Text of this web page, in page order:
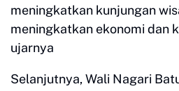
meningkatkan kunjungan
meningkatkan ekonomi dan
ujarnya
Selanjutnya, Wali Nagari